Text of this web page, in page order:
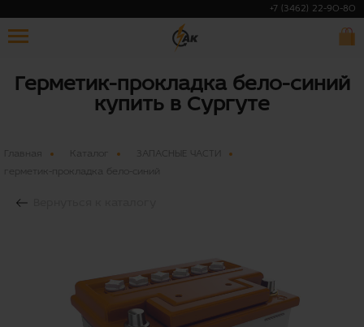
+7 (3462) 22-90-80
Герметик-прокладка бело-синий
купить в Сургуте
Главная
ЗАПАСНЫЕ ЧАСТИ
герметик-прокладка бело-синий